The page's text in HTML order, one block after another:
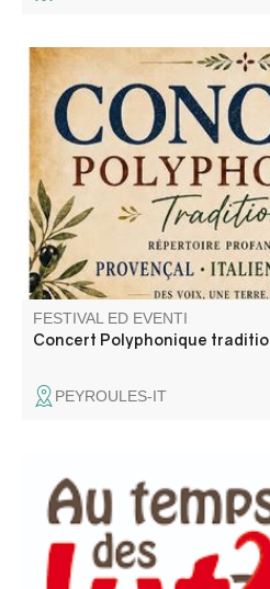
Concert de "A Cantari", un
polyphonique a capella riche
sacrés et profanes.
FESTIVAL ED EVENTI
Concert Polyphonique
PEYROULES-IT
Ludoteca itinerante per bambini
accompagnatori.